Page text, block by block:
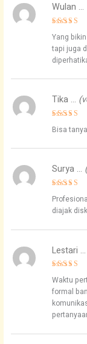
Rated4
out of 5
Wulan …
Yang
tapi juga
out of 5
Tika …
Bisa
Rated
out of 5
Surya …
diajak
Rated
out of 5
Lestari …
Waktu
formal